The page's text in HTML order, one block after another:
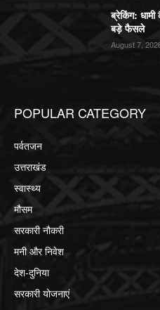
ब्रेकिंग:
बड़े फैसले
August 7,
POPULAR CATEGORY
पर्वतजन
उत्तराखंड
स्वास्थ्य
मौसम
सरकारी नौकरी
मनी और निवेश
देश-दुनिया
सरकारी योजनाएं